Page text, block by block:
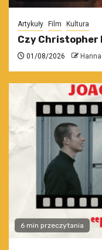
Artykuły Film Kultura
Czy Christopher
01/08/2026
6 min przeczytania